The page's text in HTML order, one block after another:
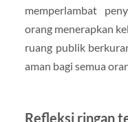
memperlambat
orang menerapkan
ruang publik
aman bagi semua
Refleksi ringan